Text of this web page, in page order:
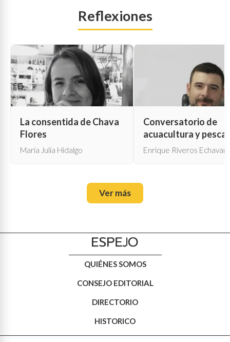
Reflexiones
La consentida de Chava
Flores
María Julia Hidalgo
Conversatorio de
acuacultura y pesca
Enrique Riveros
Ver más
QUIÉNES SOMOS
CONSEJO EDITORIAL
DIRECTORIO
HISTORICO